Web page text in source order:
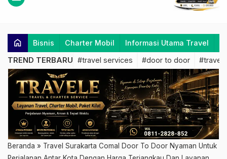
home Bisnis Charter Mobil Informasi Utama Travel
TREND TERBARU #travel services #door to door #travel
Beranda » Travel Surakarta Comal Door To Door Nyaman Untuk